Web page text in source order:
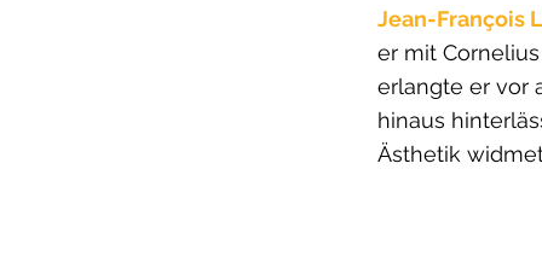
Jean-François
er mit
erlangte er vor
hinaus
Ästhetik